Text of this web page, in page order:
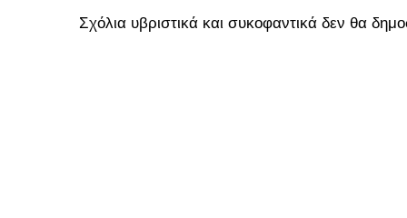
Σχόλια υβριστικά και συκοφαντικά δεν θα